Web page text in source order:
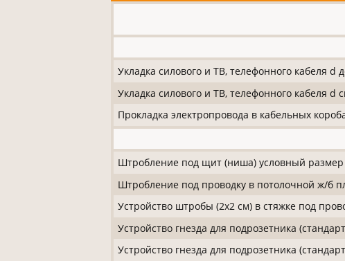
Укладка силового и ТВ, телефонного кабеля d
Укладка силового и ТВ, телефонного кабеля
Прокладка электропровода в кабельных
Штробление под щит (ниша) условный
Штробление под проводку в потолочной ж/б
Устройство штробы (2x2 см) в стяжке под
Устройство гнезда для подрозетника
Устройство гнезда для подрозетника